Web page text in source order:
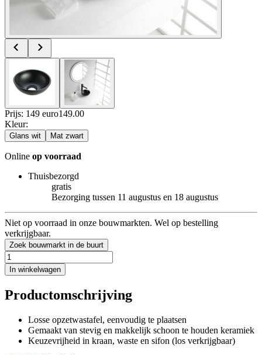
Prijs: 149 euro149.00
Kleur:
Glans wit Mat zwart
Online op voorraad
Thuisbezorgd
gratis
Bezorging tussen 11 augustus en 18 augustus
Niet op voorraad in onze bouwmarkten. Wel op bestelling
verkrijgbaar.
Zoek bouwmarkt in de buurt
In winkelwagen
Productomschrijving
Losse opzetwastafel, eenvoudig te plaatsen
Gemaakt van stevig en makkelijk schoon te houden keramiek
Keuzevrijheid in kraan, waste en sifon (los verkrijgbaar)